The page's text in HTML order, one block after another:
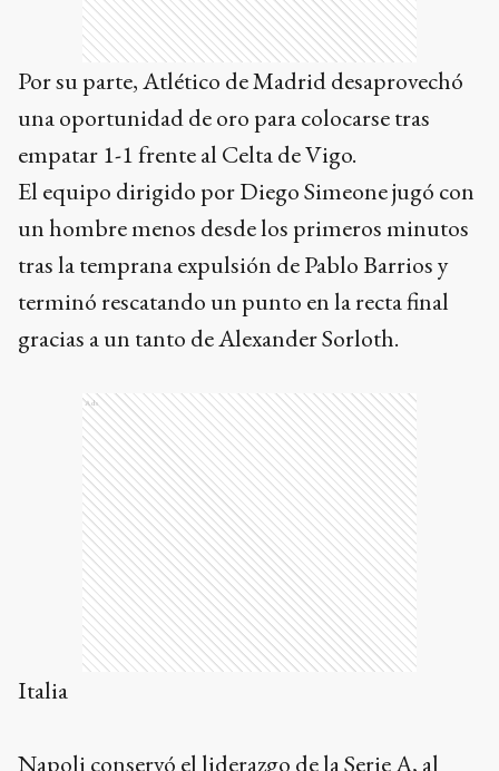
Por su parte, Atlético de Madrid desaprovechó
una oportunidad de oro para colocarse tras
empatar 1-1 frente al Celta de Vigo.
El equipo dirigido por Diego Simeone jugó con
un hombre menos desde los primeros minutos
tras la temprana expulsión de Pablo Barrios y
terminó rescatando un punto en la recta final
gracias a un tanto de Alexander Sorloth.
Ads
Italia
Napoli conservó el liderazgo de la Serie A, al